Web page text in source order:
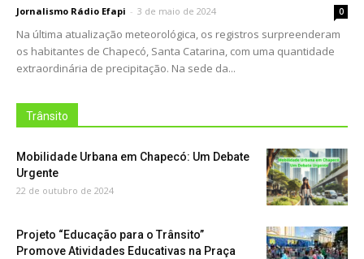
Jornalismo Rádio Efapi - 3 de maio de 2024 0
Na última atualização meteorológica, os registros surpreenderam
os habitantes de Chapecó, Santa Catarina, com uma quantidade
extraordinária de precipitação. Na sede da...
Trânsito
Mobilidade Urbana em Chapecó: Um Debate
Urgente
22 de outubro de 2024
Projeto “Educação para o Trânsito”
Promove Atividades Educativas na Praça